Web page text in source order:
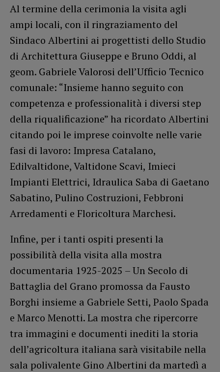
Al termine della cerimonia la visita agli
ampi locali, con il ringraziamento del
Sindaco Albertini ai progettisti dello Studio
di Architettura Giuseppe e Bruno Oddi, al
geom. Gabriele Valorosi dell’Ufficio Tecnico
comunale: “Insieme hanno seguito con
competenza e professionalità i diversi step
della riqualificazione” ha ricordato Albertini
citando poi le imprese coinvolte nelle varie
fasi di lavoro: Impresa Catalano,
Edilvaltidone, Valtidone Scavi, Imieci
Impianti Elettrici, Idraulica Saba di Gaetano
Sabatino, Pulino Costruzioni, Febbroni
Arredamenti e Floricoltura Marchesi.
Infine, per i tanti ospiti presenti la
possibilità della visita alla mostra
documentaria 1925-2025 – Un Secolo di
Battaglia del Grano promossa da Fausto
Borghi insieme a Gabriele Setti, Paolo Spada
e Marco Menotti. La mostra che ripercorre
tra immagini e documenti inediti la storia
dell’agricoltura italiana sarà visitabile nella
sala polivalente Gino Albertini da martedì a